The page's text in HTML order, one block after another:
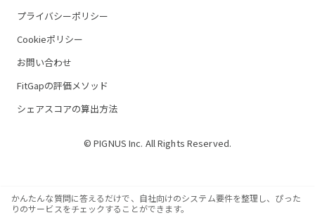
プライバシーポリシー
Cookieポリシー
お問い合わせ
FitGapの評価メソッド
シェアスコアの算出方法
© PIGNUS Inc. All Rights Reserved.
かんたんな質問に答えるだけで、自社向けのシステム要件を整理し、ぴった
りのサービスをチェックすることができます。